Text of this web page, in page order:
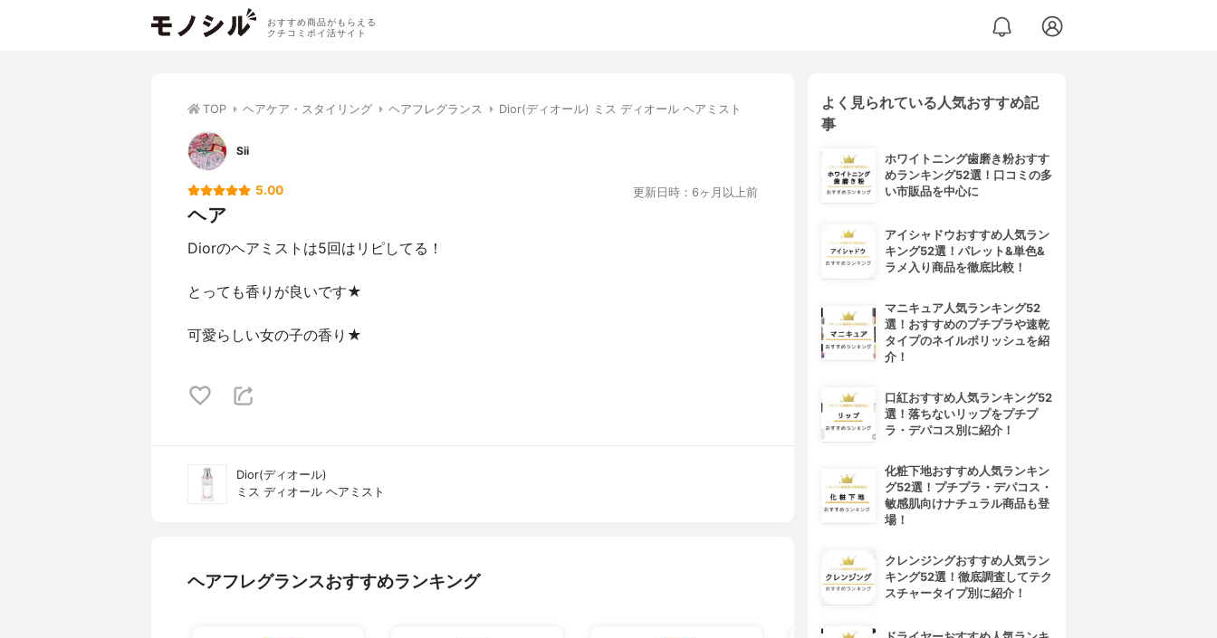
おすすめ商品がもらえる
クチコミポイ活サイト
TOP ヘアケア・スタイリング ヘアフレグランス Dior(ディオール) ミス ディオール ヘアミスト
Sii
5.00 更新日時：6ヶ月以上前
ヘア
Diorのヘアミストは5回はリピしてる！
とっても香りが良いです★
可愛らしい女の子の香り★
Dior(ディオール)
ミス ディオール ヘアミスト
ヘアフレグランスおすすめランキング
よく見られている人気おすすめ記
事
ホワイトニング歯磨き粉おすす
めランキング52選！口コミの多
い市販品を中心に
アイシャドウおすすめ人気ラン
キング52選！パレット&単色&
ラメ入り商品を徹底比較！
マニキュア人気ランキング52
選！おすすめのプチプラや速乾
タイプのネイルポリッシュを紹
介！
口紅おすすめ人気ランキング52
選！落ちないリップをプチプ
ラ・デパコス別に紹介！
化粧下地おすすめ人気ランキン
グ52選！プチプラ・デパコス・
敏感肌向けナチュラル商品も登
場！
クレンジングおすすめ人気ラン
キング52選！徹底調査してテク
スチャータイプ別に紹介！